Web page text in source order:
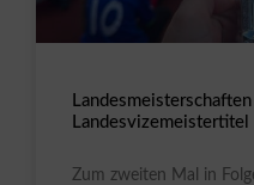
Zum zweiten Mal in